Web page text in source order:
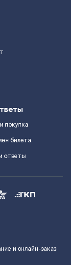
покупка
билета
ответы
и онлайн-заказ